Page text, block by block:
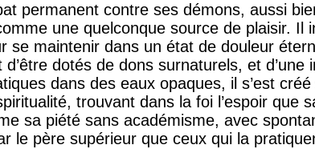
permanent contre ses démons, aussi
une quelconque source de plaisir. Il
se maintenir dans un état de douleur
dotés de dons surnaturels, et d’une
dans des eaux opaques, il s’est
trouvant dans la foi l’espoir que
sa piété sans académisme, avec
le père supérieur que ceux qui la